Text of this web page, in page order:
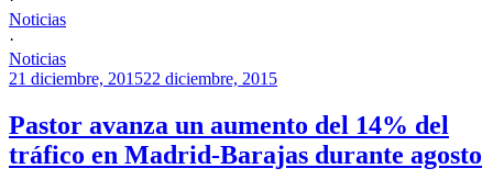
Noticias
·
Noticias
21 diciembre, 201522 diciembre, 2015
Pastor avanza un aumento del 14% del
tráfico en Madrid-Barajas durante agosto